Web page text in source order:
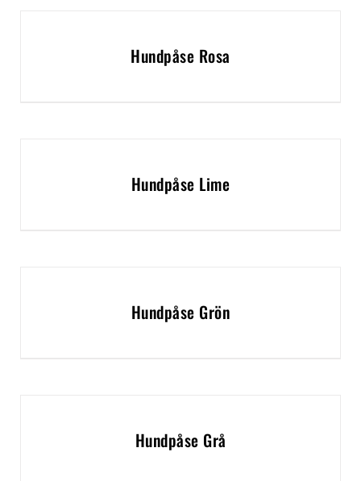
Hundpåse Rosa
Hundpåse Lime
Hundpåse Grön
Hundpåse Grå